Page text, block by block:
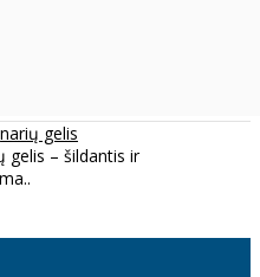
gelis
gelis – šildantis ir